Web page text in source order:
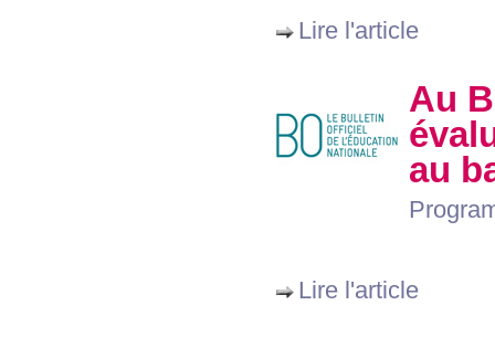
Lire l'article
Au
au
Lire l'article